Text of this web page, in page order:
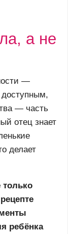
а не
—
— часть
отец знает
делает
только
ребёнка